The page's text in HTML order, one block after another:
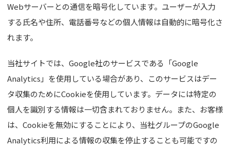
Webサーバーとの通信を暗号化しています。ユーザーが入力
する氏名や住所、電話番号などの個人情報は自動的に暗号化さ
れます。
当社サイトでは、Google社のサービスである「Google
Analytics」を使用している場合があり、このサービスはデー
タ収集のためにCookieを使用しています。データには特定の
個人を識別する情報は一切含まれておりません。また、お客様
は、Cookieを無効にすることにより、当社グループのGoogle
Analytics利用による情報の収集を停止することも可能ですの